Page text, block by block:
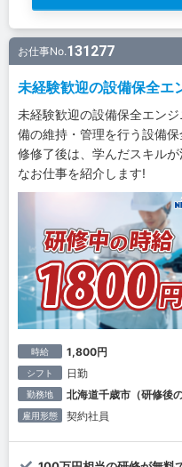
お仕事No.131277
未経験歓迎の設備保全エ
未経験歓迎の設備保全エン
備の維持・管理を行う設備
修修了後は、学んだスキル
なお仕事を紹介します!
時給 1,800円
シフト 日勤
勤務地 北海道千歳市（研修後
雇用形態 契約社員